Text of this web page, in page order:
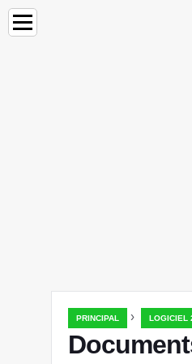
PRINCIPAL › LOGICIEL